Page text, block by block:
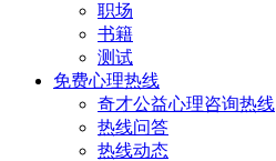
职场
书籍
测试
免费心理热线
奇才公益心理咨询热线
热线问答
热线动态